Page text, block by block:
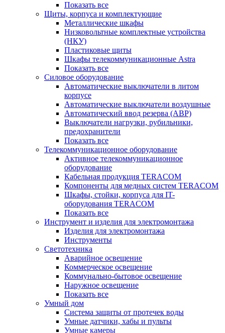
Показать все
Щиты, корпуса и комплектующие
Металлические шкафы
Низковольтные комплектные устройства
(НКУ)
Пластиковые щиты
Шкафы телекоммуникационные Astra
Показать все
Силовое оборудование
Автоматические выключатели в литом
корпусе
Автоматические выключатели воздушные
Автоматический ввод резерва (АВР)
Выключатели нагрузки, рубильники,
предохранители
Показать все
Телекоммуникационное оборудование
Активное телекоммуникационное
оборудование
Кабельная продукция TERACOM
Компоненты для медных систем TERACOM
Шкафы, стойки, корпуса для IT-
оборудования TERACOM
Показать все
Инструмент и изделия для электромонтажа
Изделия для электромонтажа
Инструменты
Светотехника
Аварийное освещение
Коммерческое освещение
Коммунально-бытовое освещение
Наружное освещение
Показать все
Умный дом
Система защиты от протечек воды
Умные датчики, хабы и пульты
Умные камеры